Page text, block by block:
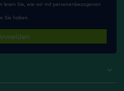
lesen Sie, wie wir mit personenbezogenen
Sie haben.